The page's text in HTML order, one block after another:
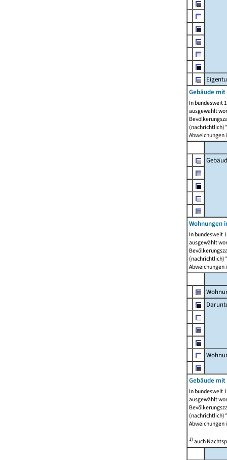
Gebäude
In bundesweit
ausgewählt
Abweichungen
Wohnungen
In bundesweit
ausgewählt
Abweichungen
Gebäude
In bundesweit
ausgewählt
Abweichungen
1)auch